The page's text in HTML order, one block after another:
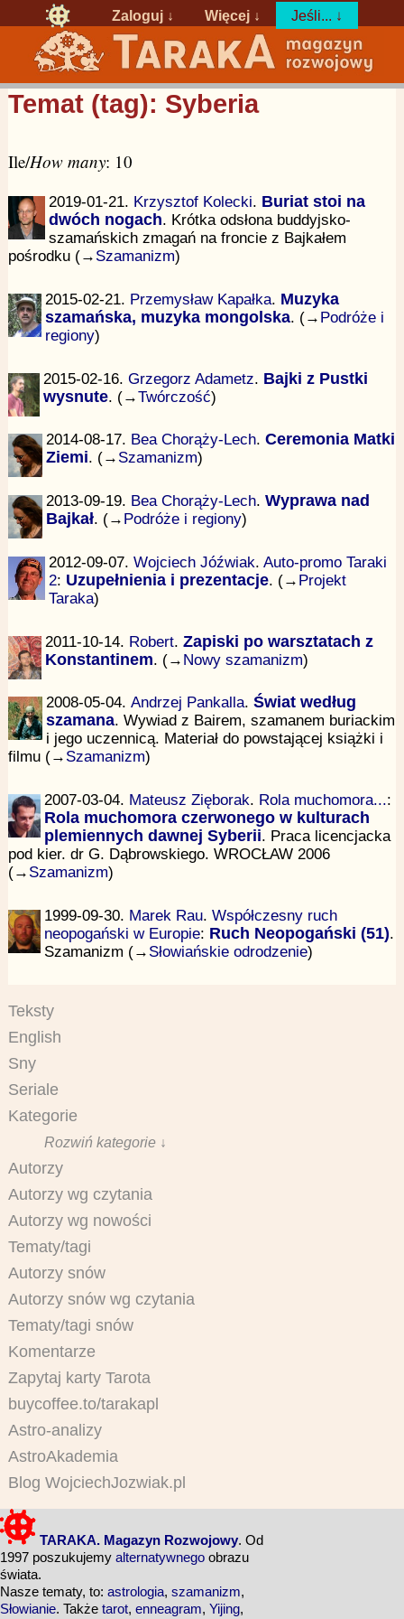
Zaloguj ↓ Więcej ↓ Jeśli... ↓
Temat (tag): Syberia
Ile/How many: 10
2019-01-21. Krzysztof Kolecki. Buriat stoi na
dwóch nogach. Krótka odsłona buddyjsko-
szamańskich zmagań na froncie z Bajkałem
pośrodku (→ Szamanizm)
2015-02-21. Przemysław Kapałka. Muzyka
szamańska, muzyka mongolska. (→ Podróże i
regiony)
2015-02-16. Grzegorz Adametz. Bajki z Pustki
wysnute. (→Twórczość)
2014-08-17. Bea Chorąży-Lech. Ceremonia Matki
Ziemi. (→ Szamanizm)
2013-09-19. Bea Chorąży-Lech. Wyprawa nad
Bajkał. (→ Podróże i regiony)
2012-09-07. Wojciech Jóźwiak. Auto-promo Taraki
2: Uzupełnienia i prezentacje. (→ Projekt
Taraka)
2011-10-14. Robert. Zapiski po warsztatach z
Konstantinem. (→ Nowy szamanizm)
2008-05-04.Andrzej Pankalla.Świat według
szamana. Wywiad z Bairem, szamanem buriackim
i jego uczennicą. Materiał do powstającej książki i
filmu (→ Szamanizm)
2007-03-04. Mateusz Zięborak. Rola muchomora...:
Rola muchomora czerwonego w kulturach
plemiennych dawnej Syberii. Praca licencjacka
pod kier. dr G. Dąbrowskiego. WROCŁAW 2006
(→ Szamanizm)
1999-09-30. Marek Rau.Współczesny ruch
neopogański w Europie: Ruch Neopogański (51).
Szamanizm (→ Słowiańskie odrodzenie)
Teksty
English
Sny
Seriale
Kategorie
Rozwiń kategorie ↓
Autorzy
Autorzy wg czytania
Autorzy wg nowości
Tematy/tagi
Autorzy snów
Autorzy snów wg czytania
Tematy/tagi snów
Komentarze
Zapytaj karty Tarota
buycoffee.to/tarakapl
Astro-analizy
AstroAkademia
Blog WojciechJozwiak.pl
TARAKA. Magazyn Rozwojowy. Od
1997 poszukujemy alternatywnego obrazu
świata.
Nasze tematy, to: astrologia, szamanizm,
Słowianie. Także tarot, enneagram, Yijing,